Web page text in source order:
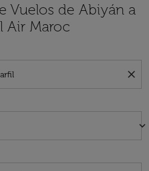
Vuelos de Abiyán a
Air Maroc
close
keyboard_arrow_down